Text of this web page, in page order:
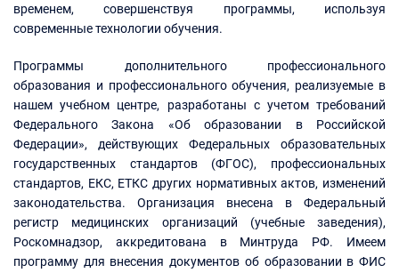
временем, совершенствуя программы, используя
современные технологии обучения.
Программы дополнительного профессионального
образования и профессионального обучения, реализуемые в
нашем учебном центре, разработаны с учетом требований
Федерального Закона «Об образовании в Российской
Федерации», действующих Федеральных образовательных
государственных стандартов (ФГОС), профессиональных
стандартов, ЕКС, ЕТКС других нормативных актов, изменений
законодательства. Организация внесена в Федеральный
регистр медицинских организаций (учебные заведения),
Роскомнадзор, аккредитована в Минтруда РФ. Имеем
программу для внесения документов об образовании в ФИС